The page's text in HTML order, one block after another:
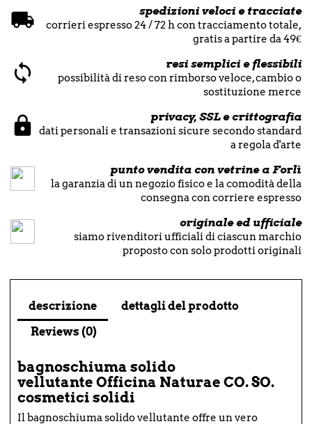
spedizioni veloci e tracciate
corrieri espresso 24 / 72 h con tracciamento totale,
gratis a partire da 49€
resi semplici e flessibili
possibilità di reso con rimborso veloce, cambio o
sostituzione merce
privacy, SSL e crittografia
dati personali e transazioni sicure secondo standard
a regola d'arte
punto vendita con vetrine a Forlì
la garanzia di un negozio fisico e la comodità della
consegna con corriere espresso
originale ed ufficiale
siamo rivenditori ufficiali di ciascun marchio
proposto con solo prodotti originali
descrizione
dettagli del prodotto
Reviews (0)
bagnoschiuma solido
vellutante Officina Naturae CO. SO.
cosmetici solidi
Il bagnoschiuma solido vellutante offre un vero